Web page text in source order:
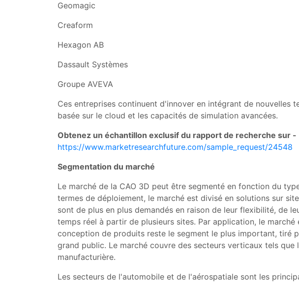
Geomagic
Creaform
Hexagon AB
Dassault Systèmes
Groupe AVEVA
Ces entreprises continuent d'innover en intégrant de nouvelles
basée sur le cloud et les capacités de simulation avancées.
Obtenez un échantillon exclusif du rapport de recherche sur -
https://www.marketresearchfuture.com/sample_request/24548
Segmentation du marché
Le marché de la CAO 3D peut être segmenté en fonction du
termes de déploiement, le marché est divisé en solutions sur
sont de plus en plus demandés en raison de leur flexibilité, de
temps réel à partir de plusieurs sites. Par application, le
conception de produits reste le segment le plus important, tiré
grand public. Le marché couvre des secteurs verticaux tels
manufacturière.
Les secteurs de l'automobile et de l'aérospatiale sont les